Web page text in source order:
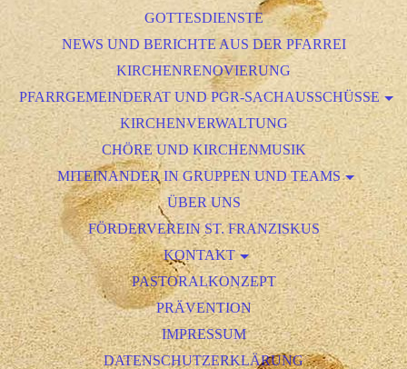
GOTTESDIENSTE
NEWS UND BERICHTE AUS DER PFARREI
KIRCHENRENOVIERUNG
PFARRGEMEINDERAT UND PGR-SACHAUSSCHÜSSE
PGR-SACHAUSSCHUSS FESTE UND FEIERN
PGR-SACHAUSSCHUSS JUGENDARBEIT
PGR-SACHAUSSCHUSS LITURGIE
PGR-SACHAUSSCHUSS ÖFFENTLICHKEITSARBEIT
KIRCHENVERWALTUNG
CHÖRE UND KIRCHENMUSIK
MITEINANDER IN GRUPPEN UND TEAMS
GGG - GARTEN, GEBÄUDE, GERÄTSCHAFTEN
FRANZISKUS KREATIV - BASTELGRUPPE
FAMILIENGOTTESDIENSTE
KOMMUNION- UND FIRMVORBEREITUNG
EXERZITIEN & MEDITATIONSKREIS
MINISTRANTEN & JUGENDARBEIT
SENIORENKREIS
ÜBER UNS
FÖRDERVEREIN ST. FRANZISKUS
KONTAKT
ANSPRECHPARTNER/INNEN
PASTORALKONZEPT
PRÄVENTION
IMPRESSUM
DATENSCHUTZERKLÄRUNG